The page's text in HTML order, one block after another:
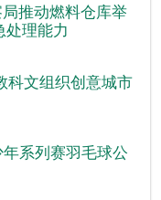
推动燃料仓库举
处理能力
科文组织创意城市
系列赛羽毛球公